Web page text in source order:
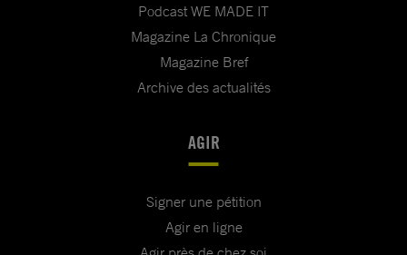
Podcast WE MADE IT
Magazine La Chronique
Magazine Bref
Archive des actualités
AGIR
Signer une pétition
Agir en ligne